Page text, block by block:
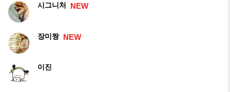
시그니처 NEW
장미짱 NEW
이진